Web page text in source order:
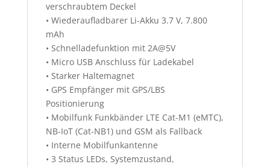
verschraubtem Deckel
• Wiederaufladbarer Li-Akku 3.7 V, 7.800
mAh
• Schnelladefunktion mit 2A@5V
• Micro USB Anschluss für Ladekabel
• Starker Haltemagnet
• GPS Empfänger mit GPS/LBS
Positionierung
• Mobilfunk Funkbänder LTE Cat-M1 (eMTC),
NB-IoT (Cat-NB1) und GSM als Fallback
• Interne Mobilfunkantenne
• 3 Status LEDs, Systemzustand,